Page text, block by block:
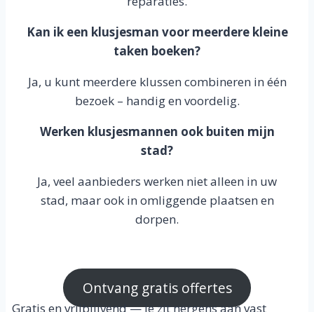
Kan ik een klusjesman voor meerdere kleine
taken boeken?
Ja, u kunt meerdere klussen combineren in één
bezoek – handig en voordelig.
Werken klusjesmannen ook buiten mijn
stad?
Ja, veel aanbieders werken niet alleen in uw
stad, maar ook in omliggende plaatsen en
dorpen.
Ontvang gratis offertes
Gratis en vrijblijvend — je zit nergens aan vast